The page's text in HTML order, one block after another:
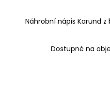
Náhrobní nápis Karund z
Dostupné na